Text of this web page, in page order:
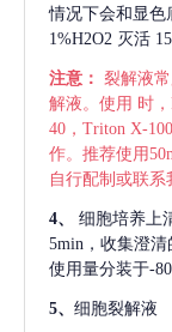
情况下会和显色
1%H2O2 灭活
注意： 裂解液常
解液。使用 时
40，Triton X-
作。推荐使用
自行配制或联系
4、 细胞培养上
5min，收集澄
使用量分装于-
5、 细胞裂解液